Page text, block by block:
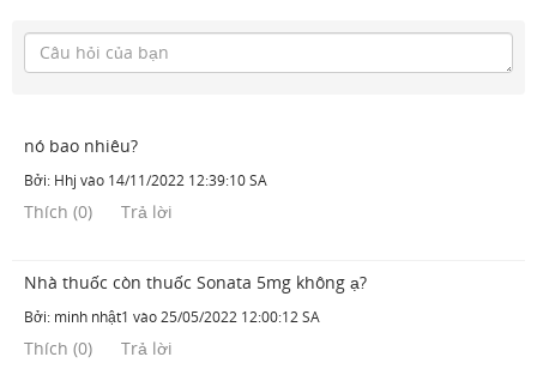
nó bao nhiêu?
Bởi: Hhj vào 14/11/2022 12:39:10 SA
Thích (0) Trả lời
Nhà thuốc còn thuốc Sonata 5mg không ạ?
Bởi: minh nhật1 vào25/05/2022 12:00:12 SA
Thích (0) Trả lời